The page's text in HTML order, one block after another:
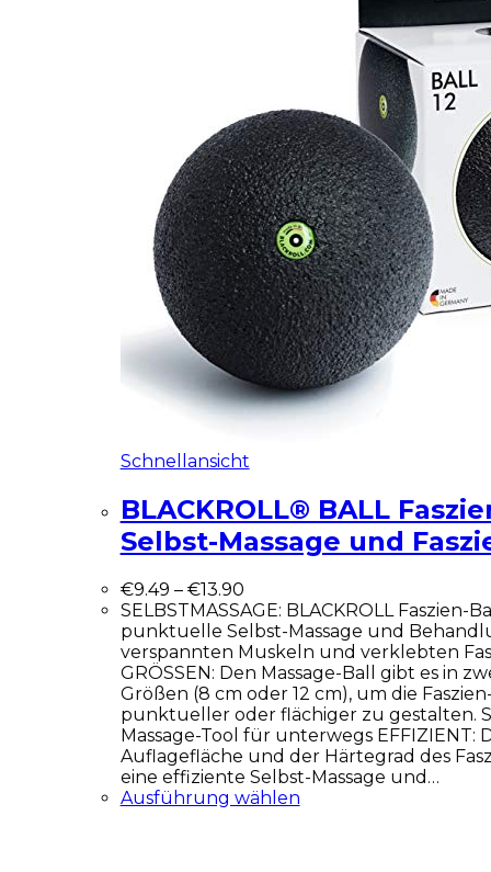
Schnellansicht
BLACKROLL® BALL
Selbst-Massage und
€9.49 – €13.90
SELBSTMASSAGE: BLACKROLL Faszien-
punktuelle Selbst-Massage und
verspannten Muskeln und verklebten
GRÖSSEN: Den Massage-Ball gibt es in
Größen (8 cm oder 12 cm), um die
punktueller oder flächiger zu gestalten.
Massage-Tool für unterwegs EFFIZIENT:
Auflagefläche und der Härtegrad des
eine effiziente Selbst-Massage und…
Ausführung wählen